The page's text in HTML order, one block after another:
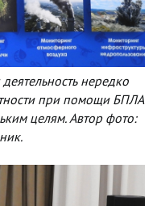
нередко
при помощи БПЛА
целям. Автор фото: